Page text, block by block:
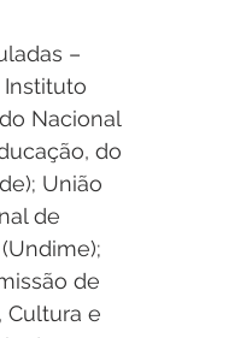
Instituto
Nacional
do
União
de
de
Cultura e